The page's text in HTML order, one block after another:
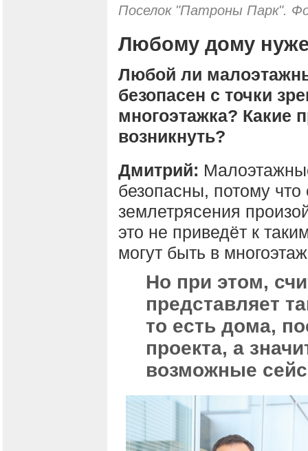
Поселок "Патроны Парк".
Любому дому
Любой ли
безопасен с точки
многоэтажка? Какие
возникнуть?
Дмитрий:
безопасны, потому что
землетрясения
это не приведёт к
могут быть в
Но при этом,
представляет
то есть дома,
проекта, а
возможные